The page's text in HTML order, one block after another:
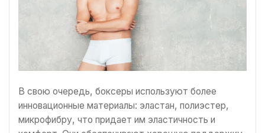
В свою очередь, боксеры используют более
инновационные материалы: эластан, полиэстер,
микрофибру, что придает им эластичность и